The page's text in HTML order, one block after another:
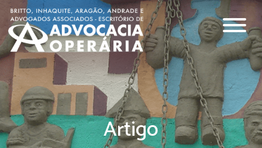
Artigo